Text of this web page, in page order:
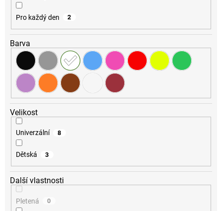
Pro každý den 2
Barva
Velikost
Univerzální 8
Dětská 3
Další vlastnosti
Pletená 0